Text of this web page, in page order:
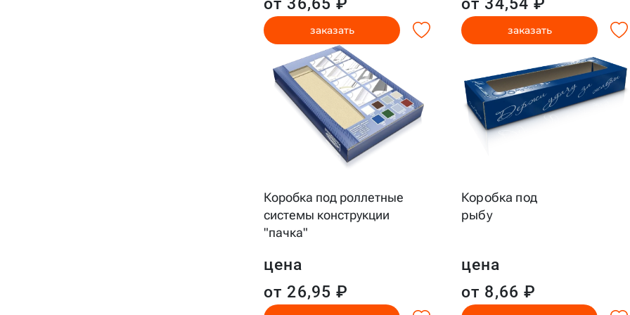
заказать заказать
Коробка под роллетные
системы конструкции
"пачка"
цена
от 26,95 ₽
Коробка под
рыбу
цена
от 8,66 ₽